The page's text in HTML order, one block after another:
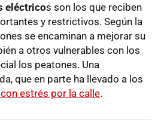
eléctricos son los que reciben
y restrictivos. Según la
se encaminan a mejorar su
a otros vulnerables con los
los peatones. Una
que en parte ha llevado a los
estrés por la calle.